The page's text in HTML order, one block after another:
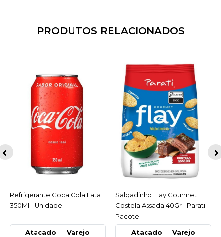
PRODUTOS RELACIONADOS
ACESSAR
Refrigerante Coca Cola Lata
350Ml - Unidade
Atacado
Varejo
ACESSAR
Salgadinho Flay Gourmet
Costela Assada 40Gr - Parati -
Pacote
Atacado
Varejo